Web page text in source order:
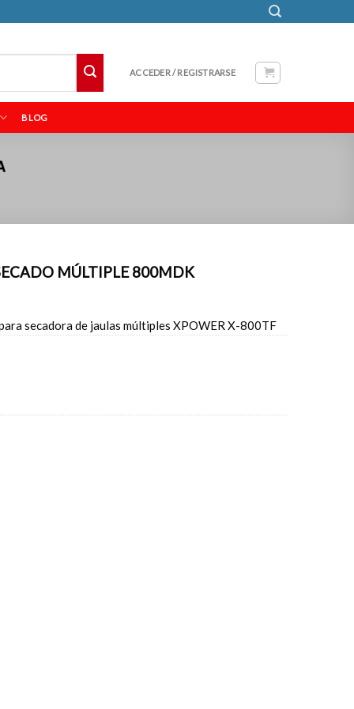
ACCEDER / REGISTRARSE
BLOG
MÚLTIPLE 800MDK
secadora de jaulas múltiples XPOWER X-800TF